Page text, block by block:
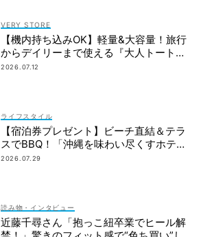
VERY STORE
【機内持ち込みOK】軽量&大容量！旅行
からデイリーまで使える『大人トートバ
ッグ』
2026.07.12
ライフスタイル
【宿泊券プレゼント】ビーチ直結＆テラ
スでBBQ！「沖縄を味わい尽くすホテ
ル」2段ベッドやコネクティングルームも
2026.07.29
読み物・インタビュー
近藤千尋さん「抱っこ紐卒業でヒール解